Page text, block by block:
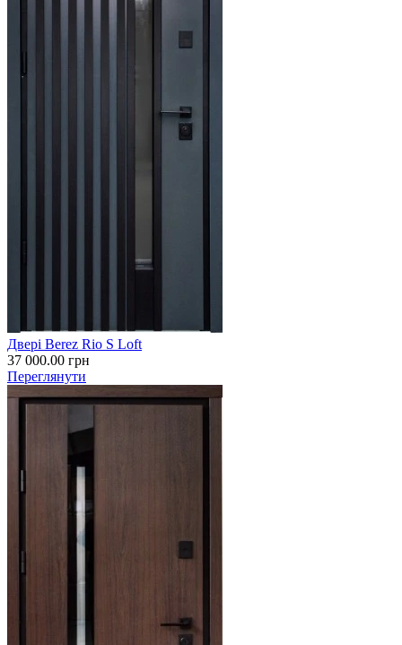
Двері Berez Rio S Loft
37 000.00 грн
Переглянути